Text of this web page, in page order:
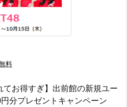
料
てお得すぎ】出前館の新規ユー
分プレゼントキャンペーン